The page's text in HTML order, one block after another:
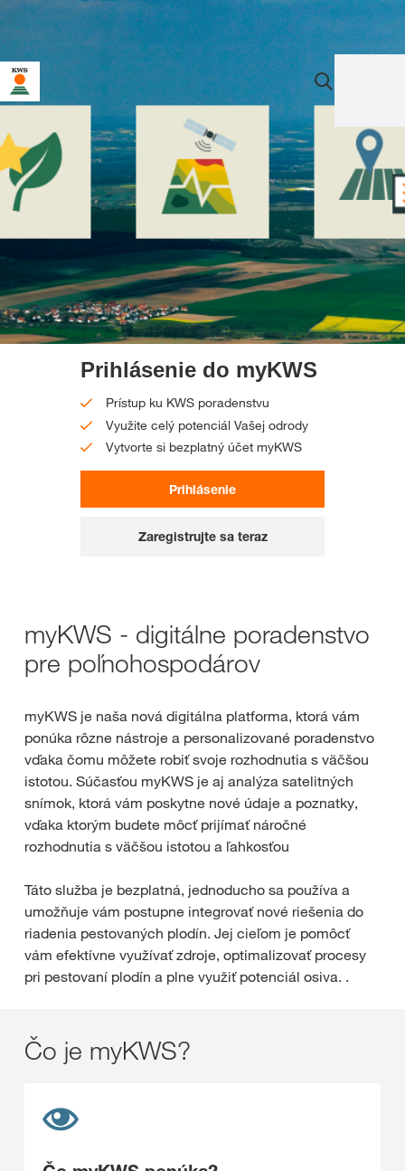
Prihlásenie do myKWS
Prístup ku KWS poradenstvu
Využite celý potenciál Vašej odrody
Vytvorte si bezplatný účet myKWS
Prihlásenie
Zaregistrujte sa teraz
myKWS - digitálne poradenstvo
pre poľnohospodárov
myKWS je naša nová digitálna platforma, ktorá vám
ponúka rôzne nástroje a personalizované poradenstvo
vďaka čomu môžete robiť svoje rozhodnutia s väčšou
istotou. Súčasťou myKWS je aj analýza satelitných
snímok, ktorá vám poskytne nové údaje a poznatky,
vďaka ktorým budete môcť prijímať náročné
rozhodnutia s väčšou istotou a ľahkosťou
Táto služba je bezplatná, jednoducho sa používa a
umožňuje vám postupne integrovať nové riešenia do
riadenia pestovaných plodín. Jej cieľom je pomôcť
vám efektívne využívať zdroje, optimalizovať procesy
pri pestovaní plodín a plne využiť potenciál osiva. .
Čo je myKWS?